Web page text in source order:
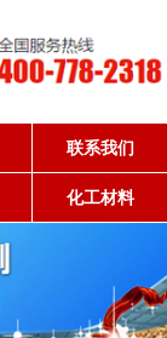
联系我们
化工材料